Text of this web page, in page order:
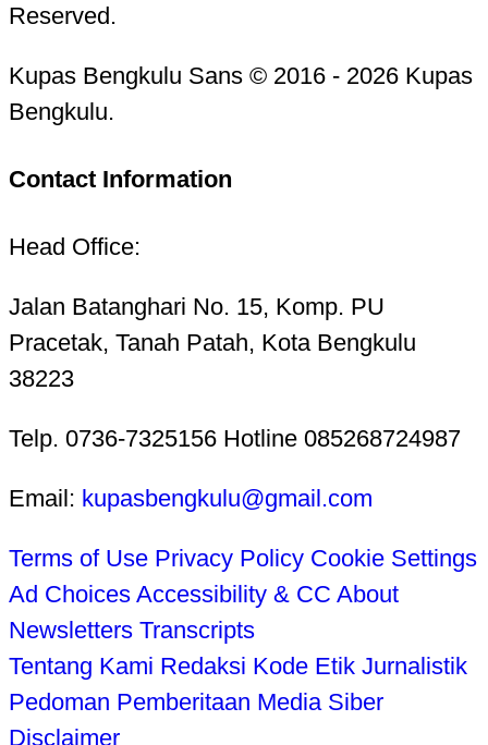
Reserved.
Kupas Bengkulu Sans © 2016 - 2026 Kupas
Bengkulu.
Contact Information
Head Office:
Jalan Batanghari No. 15, Komp. PU
Pracetak, Tanah Patah, Kota Bengkulu
38223
Telp. 0736-7325156 Hotline 085268724987
Email: kupasbengkulu@gmail.com
Terms of Use Privacy Policy Cookie Settings
Ad Choices Accessibility & CC About
Newsletters Transcripts
Tentang Kami Redaksi Kode Etik Jurnalistik
Pedoman Pemberitaan Media Siber
Disclaimer